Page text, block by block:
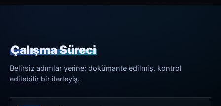
Çalışma Süreci
Belirsiz adımlar yerine; dokümante edilmiş, kontrol
edilebilir bir ilerleyiş.